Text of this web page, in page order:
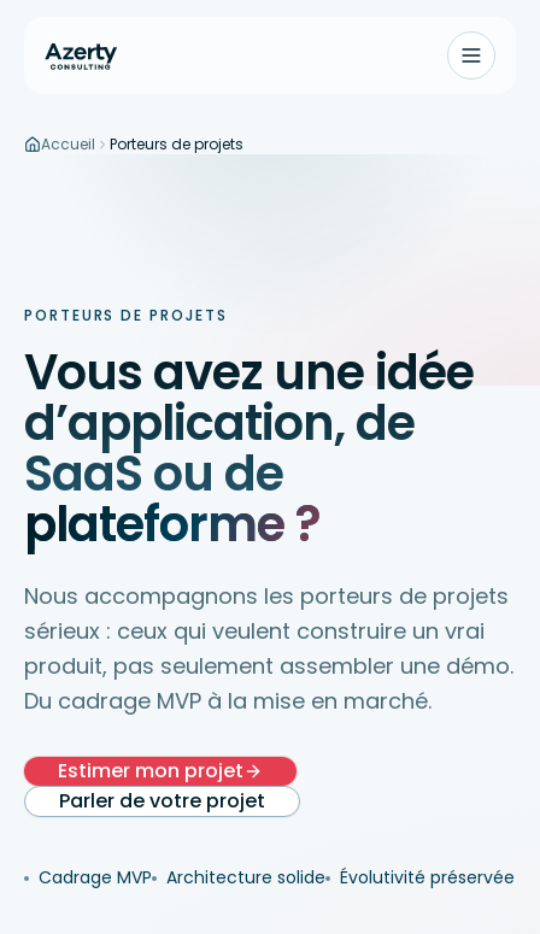
Aller au contenu principal
Accueil Porteurs de projets
PORTEURS DE PROJETS
Vous avez une idée
d’application, de
SaaS ou de
plateforme ?
Nous accompagnons les porteurs de projets
sérieux : ceux qui veulent construire un vrai
produit, pas seulement assembler une démo.
Du cadrage MVP à la mise en marché.
Estimer mon projet
Parler de votre projet
Cadrage MVP Architecture solide Évolutivité préservée